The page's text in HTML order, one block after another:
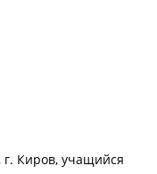
г. Киров, учащийся